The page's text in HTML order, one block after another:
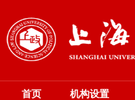
首页 机构设置